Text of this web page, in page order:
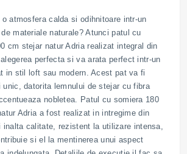
atmosfera calda si odihnitoare intr-un
materiale naturale? Atunci patul cu
cm stejar natur Adria realizat integral din
perfecta si va arata perfect intr-un
in stil loft sau modern. Acest pat va fi
unic, datorita lemnului de stejar cu fibra
nobletea. Patul cu somiera 180
Adria a fost realizat in intregime din
inalta calitate, rezistent la utilizare intensa,
si el la mentinerea unui aspect